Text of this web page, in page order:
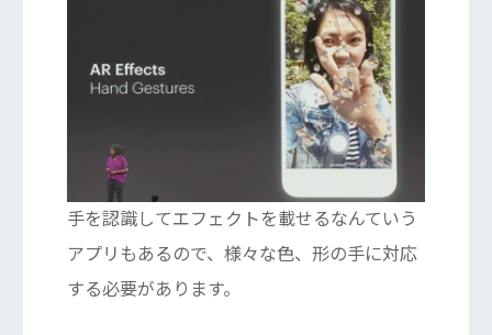
手を認識してエフェクトを載せるなんていう
アプリもあるので、様々な色、形の手に対応
する必要があります。